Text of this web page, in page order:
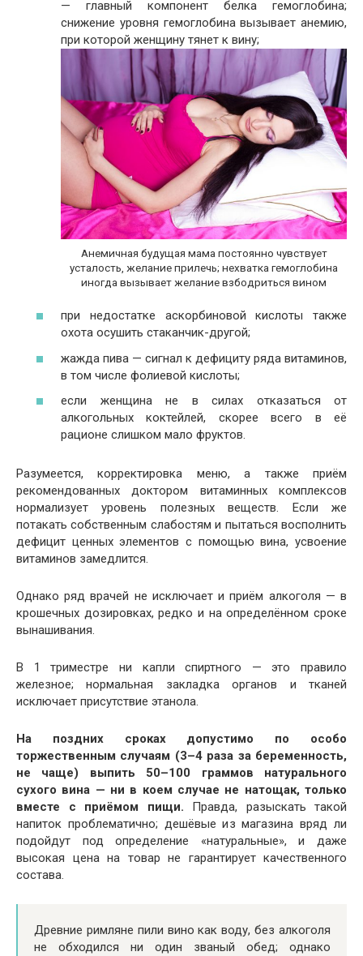
— главный компонент белка гемоглобина;
снижение уровня гемоглобина вызывает анемию,
при которой женщину тянет к вину;
Анемичная будущая мама постоянно чувствует
усталость, желание прилечь; нехватка гемоглобина
иногда вызывает желание взбодриться вином
при недостатке аскорбиновой кислоты также
охота осушить стаканчик-другой;
жажда пива — сигнал к дефициту ряда витаминов,
в том числе фолиевой кислоты;
если женщина не в силах отказаться от
алкогольных коктейлей, скорее всего в её
рационе слишком мало фруктов.
Разумеется, корректировка меню, а также приём
рекомендованных доктором витаминных комплексов
нормализует уровень полезных веществ. Если же
потакать собственным слабостям и пытаться восполнить
дефицит ценных элементов с помощью вина, усвоение
витаминов замедлится.
Однако ряд врачей не исключает и приём алкоголя — в
крошечных дозировках, редко и на определённом сроке
вынашивания.
В 1 триместре ни капли спиртного — это правило
железное; нормальная закладка органов и тканей
исключает присутствие этанола.
На поздних сроках допустимо по особо
торжественным случаям (3–4 раза за беременность,
не чаще) выпить 50–100 граммов натурального
сухого вина — ни в коем случае не натощак, только
вместе с приёмом пищи. Правда, разыскать такой
напиток проблематично; дешёвые из магазина вряд ли
подойдут под определение «натуральные», и даже
высокая цена на товар не гарантирует качественного
состава.
Древние римляне пили вино как воду, без алкоголя
не обходился ни один званый обед; однако